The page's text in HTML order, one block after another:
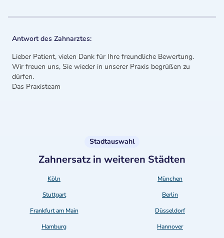
Antwort des Zahnarztes:
Lieber Patient, vielen Dank für Ihre freundliche Bewertung.
Wir freuen uns, Sie wieder in unserer Praxis begrüßen zu
dürfen.
Das Praxisteam
Stadtauswahl
Zahnersatz in weiteren Städten
Köln
München
Stuttgart
Berlin
Frankfurt am Main
Düsseldorf
Hamburg
Hannover